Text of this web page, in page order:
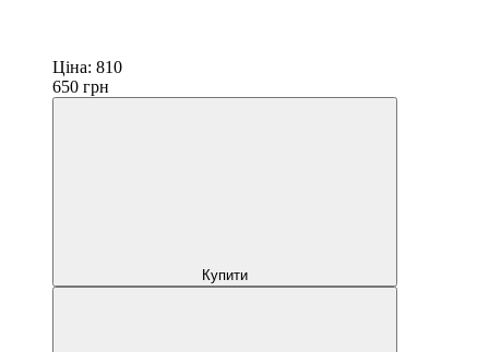
Ціна: 810
650 грн
Купити